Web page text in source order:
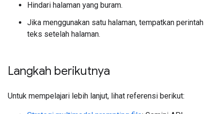
Hindari halaman yang buram.
Jika menggunakan satu halaman, tempatkan perintah
teks setelah halaman.
Langkah berikutnya
Untuk mempelajari lebih lanjut, lihat referensi berikut: